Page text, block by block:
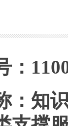
：
：知